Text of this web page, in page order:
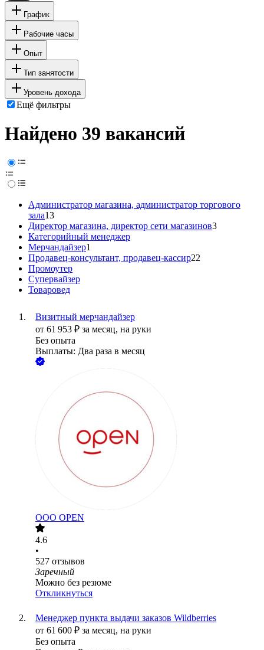
График
Рабочие часы
Опыт
Тип занятости
Уровень дохода
Ещё фильтры
Найдено 39 вакансий
Администратор магазина, администратор торгового
зала13
Директор магазина, директор сети магазинов3
Категорийный менеджер
Мерчандайзер1
Продавец-консультант, продавец-кассир22
Промоутер
Супервайзер
Товаровед
Визитный мерчандайзер
от 61 953 ₽ за месяц, на руки
Без опыта
Выплаты: Два раза в месяц
ООО OPEN
4.6
•
527 отзывов
Заречный
Можно без резюме
Откликнуться
Менеджер пункта выдачи заказов Wildberries
от 61 600 ₽ за месяц, на руки
Без опыта